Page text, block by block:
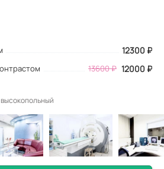
12300 ₽
13600 ₽ 12000 ₽